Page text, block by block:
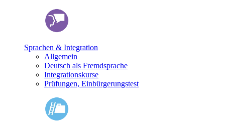
Sprachen & Integration
Allgemein
Deutsch als Fremdsprache
Integrationskurse
Prüfungen, Einbürgerungstest